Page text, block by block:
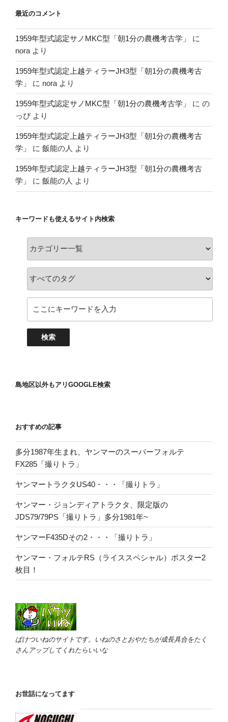
最近のコメント
1959年型式認定サノMKC型「朝1分の農機考古学」
に
nora より
1959年型式認定上越ティラーJH3型「朝1分の農機考古
学」
に nora より
1959年型式認定サノMKC型「朝1分の農機考古学」 に の
っぴより
1959年型式認定上越ティラーJH3型「朝1分の農機考古
学」
に 飯能の人 より
1959年型式認定上越ティラーJH3型「朝1分の農機考古
学」
に 飯能の人 より
キーワードも使えるサイト内検索
島地区以外もアリGOOGLE検索
おすすめの記事
多分1987年生まれ、ヤンマーのスーパーフォルテ
FX285「撮りトラ」
ヤンマートラクタUS40・・・「撮りトラ」
ヤンマー・ジョンディアトラクタ、限定版の
JDS79/79PS「撮りトラ」多分1981年~
ヤンマーF435Dその2・・・「撮りトラ」
ヤンマー・フォルテRS（ライススペシャル）ポスター2
枚目！
ばけついねのサイトです。いねのさとおやたちが成長具合をたく
さんアップしてくれたらいいな
お世話になってます